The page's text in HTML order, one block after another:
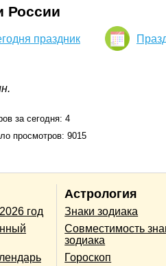
России
праздник
за сегодня: 4
просмотров: 9015
год
Астрология
Знаки зодиака
Совместимость
зодиака
Гороскоп